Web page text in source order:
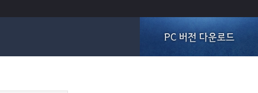
PC 버전 다운로드